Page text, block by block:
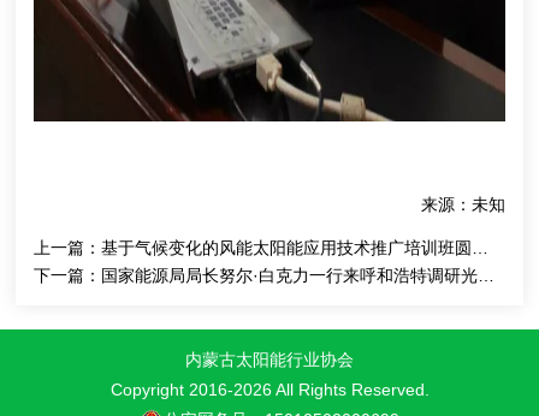
来源：未知
上一篇：
下一篇：
内蒙古太阳能行业协会
Copyright 2016-2026 All Rights Reserved.